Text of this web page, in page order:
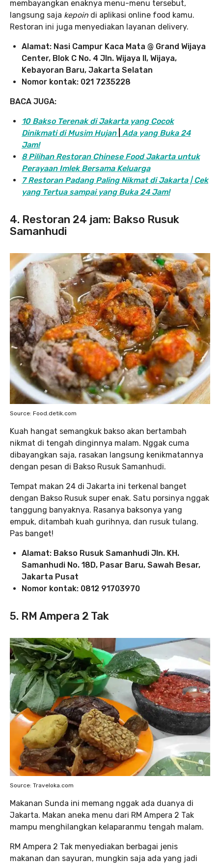
membayangkan enaknya menu-menu tersebut,
langsung saja kepoin di aplikasi online food kamu.
Restoran ini juga menyediakan layanan delivery.
Alamat: Nasi Campur Kaca Mata @ Grand Wijaya
Center, Blok C No. 4 Jln. Wijaya II, Wijaya,
Kebayoran Baru, Jakarta Selatan
Nomor kontak: 021 7235228
BACA JUGA:
10 Bakso Terenak di Jakarta yang Cocok
Dinikmati di Musim Hujan Ada yang Buka 24
Jam!
8 Pilihan Restoran Chinese Food Jakarta untuk
Perayaan Imlek Bersama Keluarga
7 Restoran Padang Paling Nikmat di Jakarta | Cek
yang Tertua sampai yang Buka 24 Jam!
4. Restoran 24 jam: Bakso Rusuk
Samanhudi
Source: Food.detik.com
Kuah hangat semangkuk bakso akan bertambah
nikmat di tengah dinginnya malam. Nggak cuma
dibayangkan saja, rasakan langsung kenikmatannya
dengan pesan di Bakso Rusuk Samanhudi.
Tempat makan 24 di Jakarta ini terkenal banget
dengan Bakso Rusuk super enak. Satu porsinya nggak
tanggung banyaknya. Rasanya baksonya yang
empuk, ditambah kuah gurihnya, dan rusuk tulang.
Pas banget!
Alamat: Bakso Rusuk Samanhudi Jln. KH.
Samanhudi No. 18D, Pasar Baru, Sawah Besar,
Jakarta Pusat
Nomor kontak: 0812 91703970
5. RM Ampera 2 Tak
Source: Traveloka.com
Makanan Sunda ini memang nggak ada duanya di
Jakarta. Makan aneka menu dari RM Ampera 2 Tak
mampu menghilangkan kelaparanmu tengah malam.
RM Ampera 2 Tak menyediakan berbagai jenis
makanan dan sayuran, mungkin saja ada yang jadi